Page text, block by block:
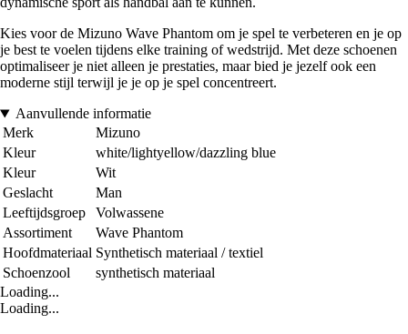
Kies voor de Mizuno Wave Phantom om je spel te verbeteren en je op
je best te voelen tijdens elke training of wedstrijd. Met deze schoenen
optimaliseer je niet alleen je prestaties, maar bied je jezelf ook een
moderne stijl terwijl je je op je spel concentreert.
Aanvullende informatie
Merk
Mizuno
Kleur
white/lightyellow/dazzling blue
Kleur
Wit
Geslacht
Man
Leeftijdsgroep
Volwassene
Assortiment
Wave Phantom
Hoofdmateriaal Synthetisch materiaal / textiel
Schoenzool
synthetisch materiaal
Loading...
Loading...